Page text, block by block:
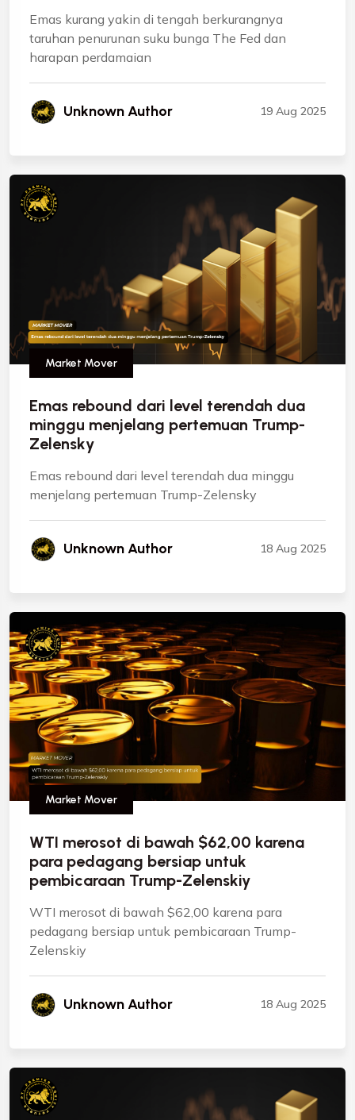
Emas kurang yakin di tengah berkurangnya
taruhan penurunan suku bunga The Fed dan
harapan perdamaian
Unknown Author 19 Aug 2025
Market Mover
Emas rebound dari level terendah dua
minggu menjelang pertemuan Trump-
Zelensky
Emas rebound dari level terendah dua minggu
menjelang pertemuan Trump-Zelensky
Unknown Author 18 Aug 2025
Market Mover
WTI merosot di bawah $62,00 karena
para pedagang bersiap untuk
pembicaraan Trump-Zelenskiy
WTI merosot di bawah $62,00 karena para
pedagang bersiap untuk pembicaraan Trump-
Zelenskiy
Unknown Author 18 Aug 2025